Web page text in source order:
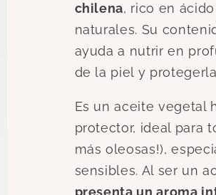
chilena, rico en
naturales. Su
ayuda a nutrir en
de la piel y
Es un aceite vegetal
protector, ideal para
más oleosas!),
sensibles. Al ser un
presenta un aroma